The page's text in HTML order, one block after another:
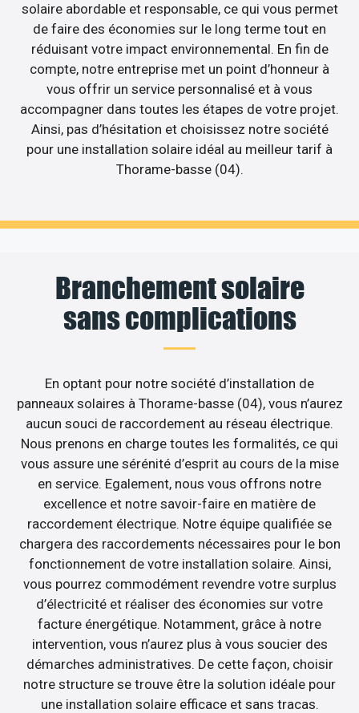
solaire abordable et responsable, ce qui vous permet
de faire des économies sur le long terme tout en
réduisant votre impact environnemental. En fin de
compte, notre entreprise met un point d’honneur à
vous offrir un service personnalisé et à vous
accompagner dans toutes les étapes de votre projet.
Ainsi, pas d’hésitation et choisissez notre société
pour une installation solaire idéal au meilleur tarif à
Thorame-basse (04).
Branchement solaire
sans complications
En optant pour notre société d’installation de
panneaux solaires à Thorame-basse (04), vous n’aurez
aucun souci de raccordement au réseau électrique.
Nous prenons en charge toutes les formalités, ce qui
vous assure une sérénité d’esprit au cours de la mise
en service. Egalement, nous vous offrons notre
excellence et notre savoir-faire en matière de
raccordement électrique. Notre équipe qualifiée se
chargera des raccordements nécessaires pour le bon
fonctionnement de votre installation solaire. Ainsi,
vous pourrez commodément revendre votre surplus
d’électricité et réaliser des économies sur votre
facture énergétique. Notamment, grâce à notre
intervention, vous n’aurez plus à vous soucier des
démarches administratives. De cette façon, choisir
notre structure se trouve être la solution idéale pour
une installation solaire efficace et sans tracas.